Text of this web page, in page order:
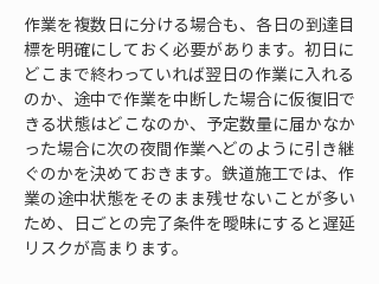
作業を複数日に分ける場合も、各日の到達目
標を明確にしておく必要があります。初日に
どこまで終わっていれば翌日の作業に入れる
のか、途中で作業を中断した場合に仮復旧で
きる状態はどこなのか、予定数量に届かなか
った場合に次の夜間作業へどのように引き継
ぐのかを決めておきます。鉄道施工では、作
業の途中状態をそのまま残せないことが多い
ため、日ごとの完了条件を曖昧にすると遅延
リスクが高まります。